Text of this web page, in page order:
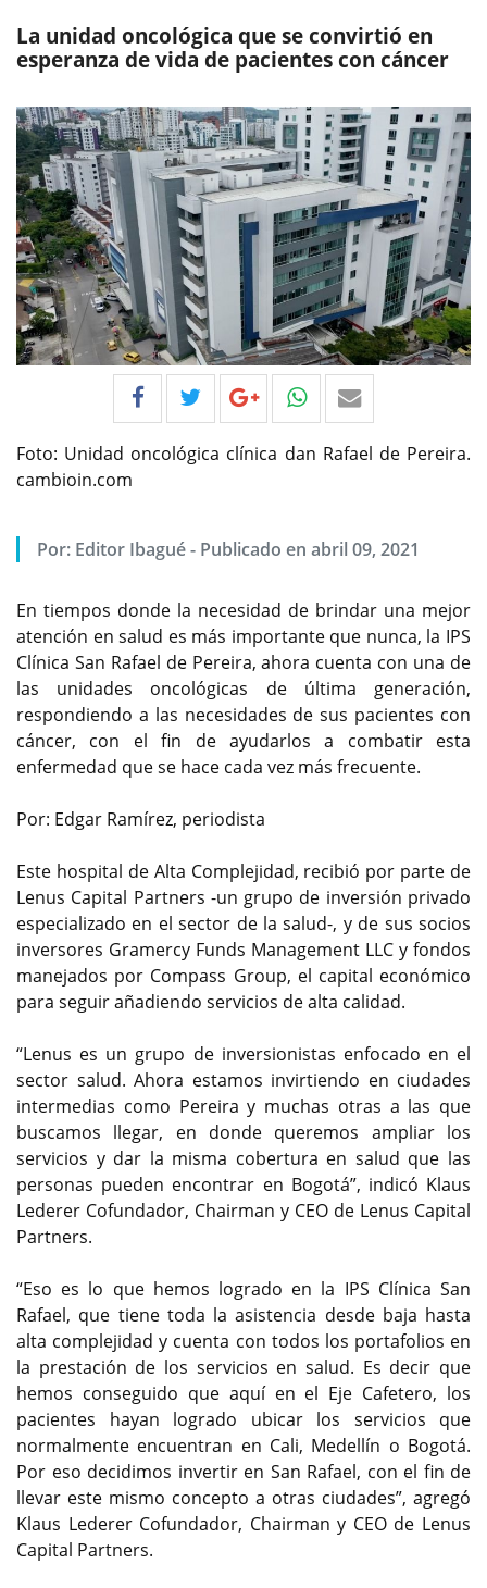
La unidad oncológica que se convirtió en
esperanza de vida de pacientes con cáncer
Foto: Unidad oncológica clínica dan Rafael de Pereira.
cambioin.com
Por: Editor Ibagué- Publicado en abril 09, 2021
En tiempos donde la necesidad de brindar una mejor
atención en salud es más importante que nunca, la IPS
Clínica San Rafael de Pereira, ahora cuenta con una de
las unidades oncológicas de última generación,
respondiendo a las necesidades de sus pacientes con
cáncer, con el fin de ayudarlos a combatir esta
enfermedad que se hace cada vez más frecuente.
Por: Edgar Ramírez, periodista
Este hospital de Alta Complejidad, recibió por parte de
Lenus Capital Partners -un grupo de inversión privado
especializado en el sector de la salud-, y de sus socios
inversores Gramercy Funds Management LLC y fondos
manejados por Compass Group, el capital económico
para seguir añadiendo servicios de alta calidad.
“Lenus es un grupo de inversionistas enfocado en el
sector salud. Ahora estamos invirtiendo en ciudades
intermedias como Pereira y muchas otras a las que
buscamos llegar, en donde queremos ampliar los
servicios y dar la misma cobertura en salud que las
personas pueden encontrar en Bogotá”, indicó Klaus
Lederer Cofundador, Chairman y CEO de Lenus Capital
Partners.
“Eso es lo que hemos logrado en la IPS Clínica San
Rafael, que tiene toda la asistencia desde baja hasta
alta complejidad y cuenta con todos los portafolios en
la prestación de los servicios en salud. Es decir que
hemos conseguido que aquí en el Eje Cafetero, los
pacientes hayan logrado ubicar los servicios que
normalmente encuentran en Cali, Medellín o Bogotá.
Por eso decidimos invertir en San Rafael, con el fin de
llevar este mismo concepto a otras ciudades”, agregó
Klaus Lederer Cofundador, Chairman y CEO de Lenus
Capital Partners.